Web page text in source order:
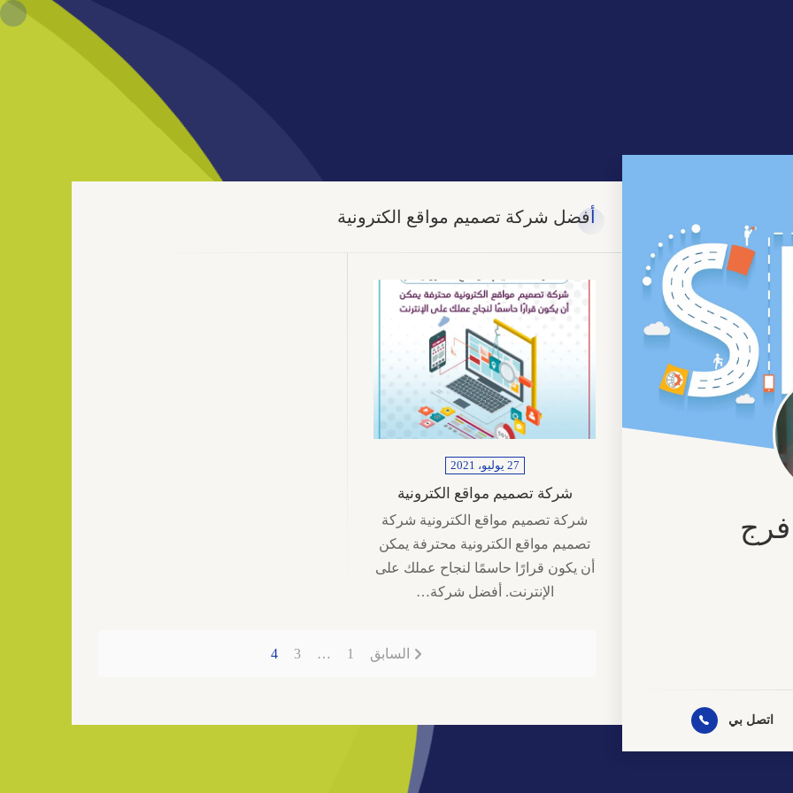
اتصل بي
أفضل شركة تصميم مواقع الكترونية
27 يوليو، 2021
شركة تصميم مواقع الكترونية
شركة تصميم مواقع الكترونية شركة
تصميم مواقع الكترونية محترفة يمكن
أن يكون قرارًا حاسمًا لنجاح عملك على
الإنترنت. أفضل شركة…
السابق 1
…
3
4